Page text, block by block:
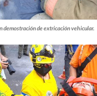
demostración de extricación vehicular.